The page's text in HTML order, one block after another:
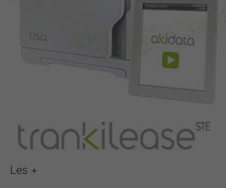
Les +